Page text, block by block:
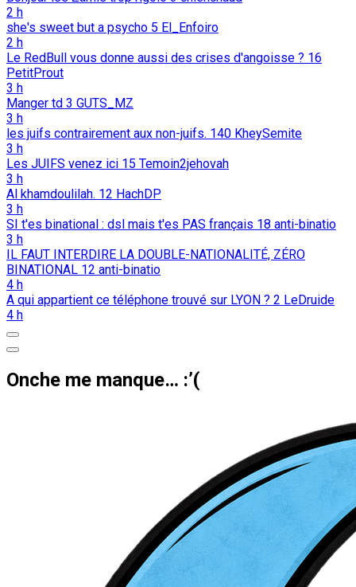
2 h
she's sweet but a psycho 5 El_Enfoiro
2 h
Le RedBull vous donne aussi des crises d'angoisse ? 16
PetitProut
3 h
Manger td 3 GUTS_MZ
3 h
les juifs contrairement aux non-juifs. 140 KheySemite
3 h
Les JUIFS venez ici 15 Temoin2jehovah
3 h
Al khamdoulilah. 12 HachDP
3 h
SI t'es binational : dsl mais t'es PAS français 18 anti-binatio
3 h
IL FAUT INTERDIRE LA DOUBLE-NATIONALITÉ, ZÉRO
BINATIONAL 12 anti-binatio
4 h
A qui appartient ce téléphone trouvé sur LYON ? 2 LeDruide
4 h
Onche me manque… :’(